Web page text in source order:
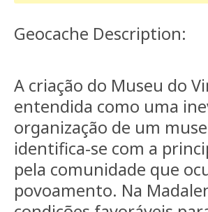
Geocache Description:
A criação do Museu do
entendida como uma
organização de um
identifica-se com a
pela comunidade que
povoamento. Na